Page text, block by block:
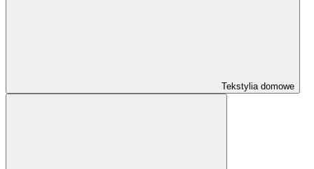
Tekstylia domowe